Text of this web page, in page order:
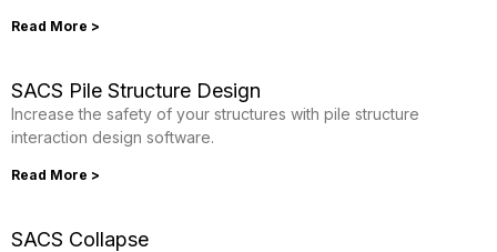
Read More >
SACS Pile Structure Design
Increase the safety of your structures with pile structure
interaction design software.
Read More >
SACS Collapse